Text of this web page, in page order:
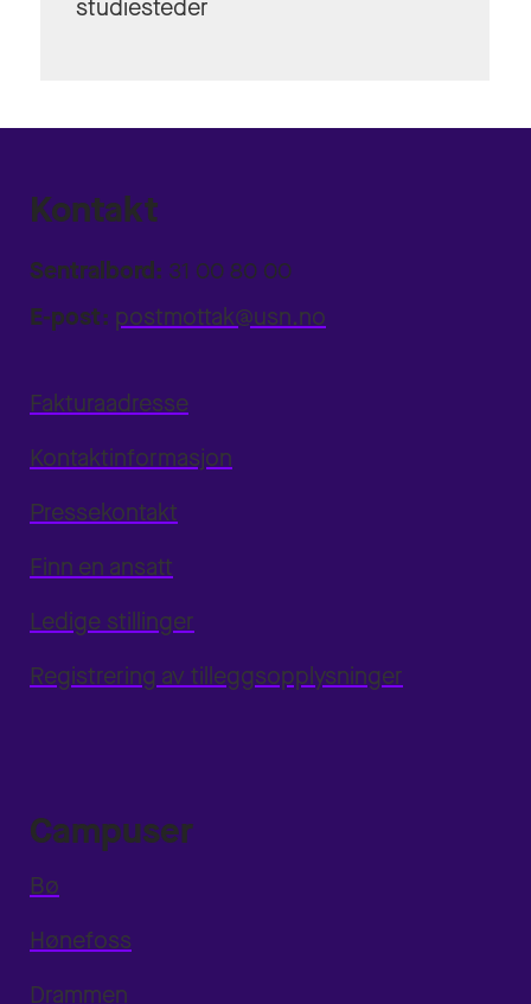
studiesteder
Kontakt
Sentralbord: 31 00 80 00
E-post: postmottak@usn.no
Fakturaadresse
Kontaktinformasjon
Pressekontakt
Finn en ansatt
Ledige stillinger
Registrering av tilleggsopplysninger
Campuser
Bø
Hønefoss
Drammen